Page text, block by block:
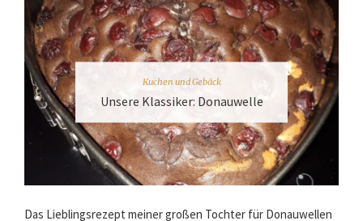
Kuchen und Gebäck
Unsere Klassiker: Donauwelle
Das Lieblingsrezept meiner großen Tochter für Donauwellen